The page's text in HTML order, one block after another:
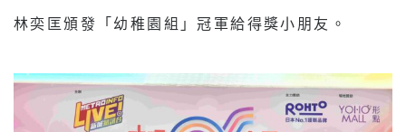
林奕匡頒發「幼稚園組」冠軍給得獎小朋友。